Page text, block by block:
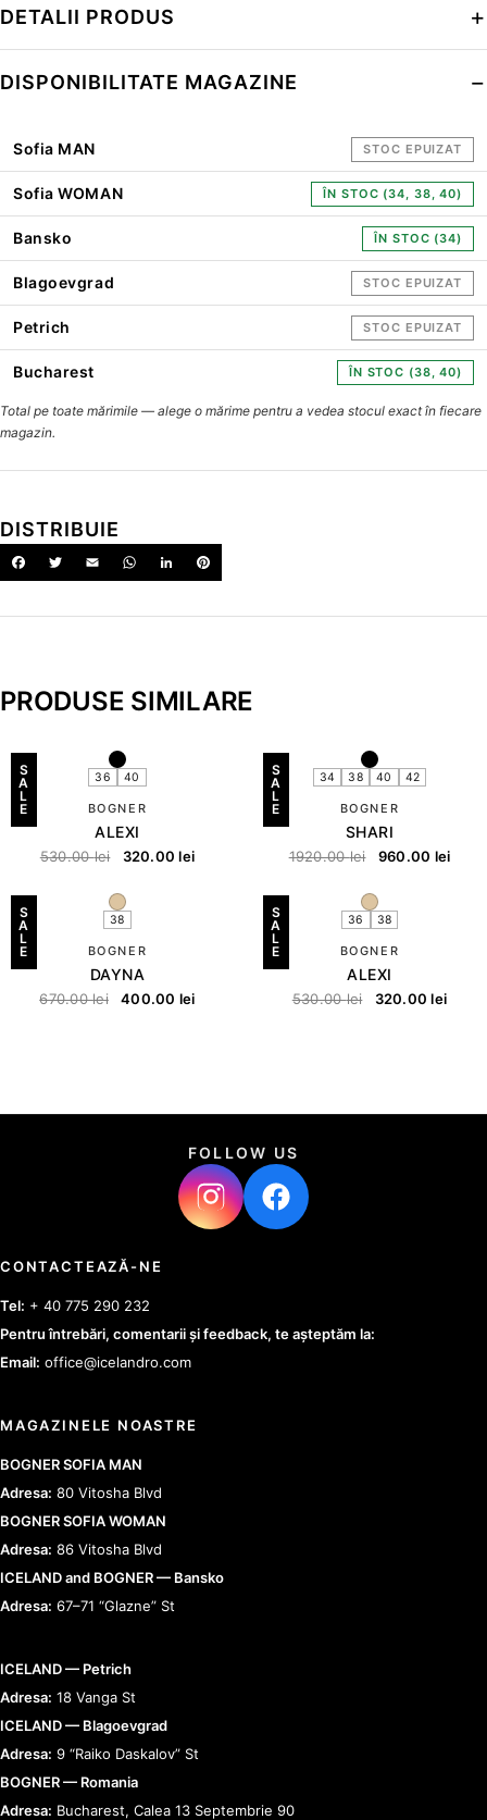
DETALII PRODUS
DISPONIBILITATE MAGAZINE
Sofia MAN STOC EPUIZAT
Sofia WOMAN ÎN STOC (34, 38, 40)
Bansko ÎN STOC (34)
Blagoevgrad STOC EPUIZAT
Petrich STOC EPUIZAT
Bucharest ÎN STOC (38, 40)
Total pe toate mărimile — alege o mărime pentru a vedea stocul exact în fiecare
magazin.
DISTRIBUIE
PRODUSE SIMILARE
S
A
L
E
36 40
BOGNER
ALEXI
530.00lei 320.00lei
S
A
L
E
34 38 40 42
BOGNER
SHARI
1920.00lei 960.00 lei
S
A
L
E
38
BOGNER
DAYNA
670.00lei 400.00 lei
S
A
L
E
36 38
BOGNER
ALEXI
530.00lei 320.00lei
FOLLOW US
CONTACTEAZĂ-NE
Tel: + 40 775 290 232
Pentru întrebări, comentarii și feedback, te așteptăm la:
Email: office@icelandro.com
MAGAZINELE NOASTRE
BOGNER SOFIA MAN
Adresa: 80 Vitosha Blvd
BOGNER SOFIA WOMAN
Adresa: 86 Vitosha Blvd
ICELAND and BOGNER — Bansko
Adresa: 67–71 “Glazne” St
ICELAND — Petrich
Adresa: 18 Vanga St
ICELAND — Blagoevgrad
Adresa: 9 “Raiko Daskalov” St
BOGNER — Romania
Adresa: Bucharest, Calea 13 Septembrie 90